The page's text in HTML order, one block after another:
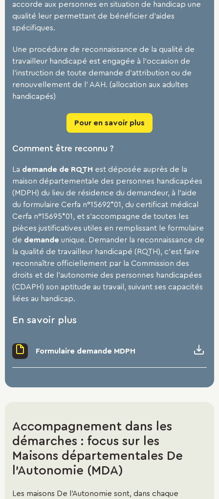
accorde aux personnes en situation de handicap une
qualité leur permettant de bénéficier d’aides
spécifiques.
Une procédure de reconnaissance de la qualité de
travailleur handicapé est engagée à l’occasion de
l’instruction de toute demande d’attribution ou de
renouvellement de l’ AAH. (allocation aux adultes
handicapés)
Pour en savoir plus
Comment être reconnu ?
La demande de RQTH est déposée auprès de la
maison départementale des personnes handicapées
(MDPH) du lieu de résidence du demandeur, à l'aide
du formulaire Cerfa n°15692*01, du certificat médical
Cerfa n°15695*01, et s'accompagne de toutes les
pièces justificatives utiles en remplissant le formulaire
de demande unique. Demander la reconnaissance de
la qualité de travailleur handicapé (RQTH), c’est faire
reconnaître officiellement par la Commission des
droits et de l’autonomie des personnes handicapées
(CDAPH) son aptitude au travail, suivant ses capacités
liées au handicap.
En savoir plus
Formulaire demande MDPH
Accompagnement dans les
démarches : focus sur les
Maisons départementales De
l'Autonomie (MDA)
Les maisons De l'Autonomie sont, dans chaque